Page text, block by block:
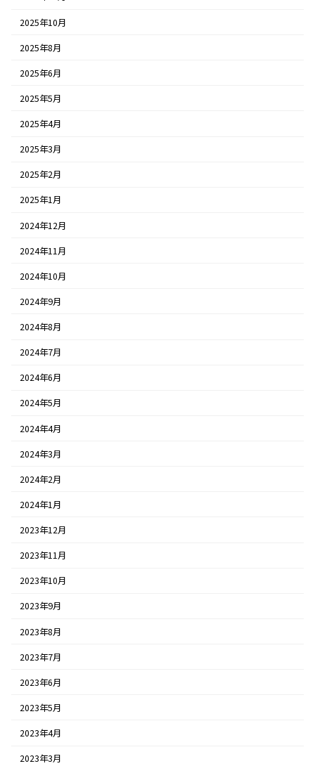
2025年10月
2025年8月
2025年6月
2025年5月
2025年4月
2025年3月
2025年2月
2025年1月
2024年12月
2024年11月
2024年10月
2024年9月
2024年8月
2024年7月
2024年6月
2024年5月
2024年4月
2024年3月
2024年2月
2024年1月
2023年12月
2023年11月
2023年10月
2023年9月
2023年8月
2023年7月
2023年6月
2023年5月
2023年4月
2023年3月